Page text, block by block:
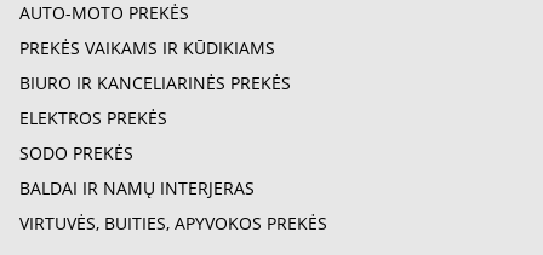
AUTO-MOTO PREKĖS
PREKĖS VAIKAMS IR KŪDIKIAMS
BIURO IR KANCELIARINĖS PREKĖS
ELEKTROS PREKĖS
SODO PREKĖS
BALDAI IR NAMŲ INTERJERAS
VIRTUVĖS, BUITIES, APYVOKOS PREKĖS